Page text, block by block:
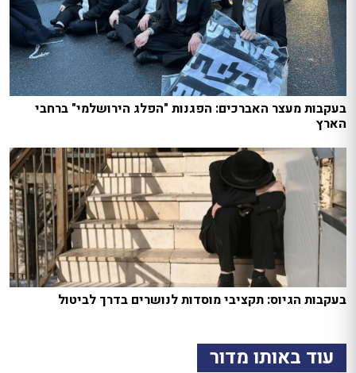
בעקבות מעצר האברכים: הפגנות "הפלג הירושלמי" ברחבי
הארץ
בעקבות הגיוס: תקציבי מוסדות לנושרים בדרך לביטול
עוד באותו מדור